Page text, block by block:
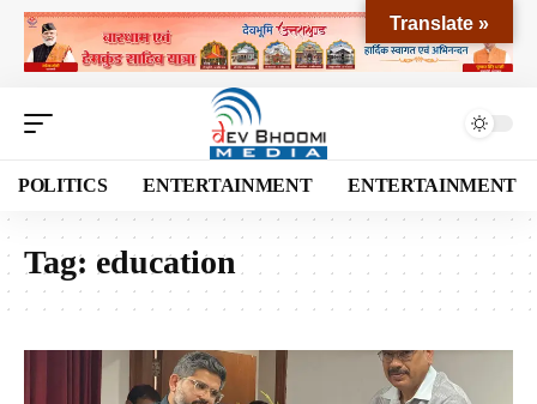
POLITICS ENTERTAINMENT ENTERTAINMENT
Tag: education
Translate »